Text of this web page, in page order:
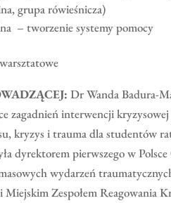
grupa rówieśnicza)
– tworzenie systemy pomocy
Dr Wanda Badura-
zagadnień interwencji
kryzys i trauma dla studentów
dyrektorem pierwszego w
wydarzeń
Zespołem Reagowania